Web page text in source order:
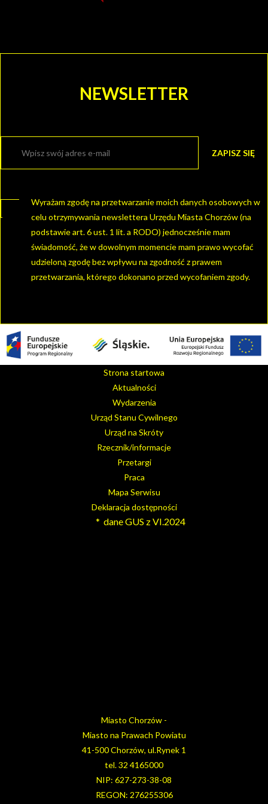
NEWSLETTER
Wyrażam zgodę na przetwarzanie moich danych osobowych w
celu otrzymywania newslettera Urzędu Miasta Chorzów (na
podstawie art. 6 ust. 1 lit. a RODO) jednocześnie mam
świadomość, że w dowolnym momencie mam prawo wycofać
udzieloną zgodę bez wpływu na zgodność z prawem
przetwarzania, którego dokonano przed wycofaniem zgody.
Strona startowa
Aktualności
Wydarzenia
Urząd Stanu Cywilnego
Urząd na Skróty
Rzecznik/informacje
Przetargi
Praca
Mapa Serwisu
Deklaracja dostępności
* dane GUS z VI.2024
Miasto Chorzów -
Miasto na Prawach Powiatu
41-500 Chorzów, ul.Rynek 1
tel. 32 4165000
NIP: 627-273-38-08
REGON: 276255306